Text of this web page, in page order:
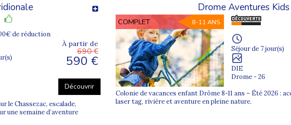
formats variés, du séjour d’une semaine aux séjours plus longs, avec un équilibre
par Supernova Juniors et trouvez le séjour idéal pour votre enfant.
un certificat médical sont demandés avant le départ.
de réduction
À partir de
690 €
590 €
Découvrir
le Chassezac, escalade,
une semaine d’aventure
Drome Aventures Kids
COMPLET 8-11 ANS
Séjour de 7 jour(s)
DIE
Drome - 26
Colonie de vacances enfant Drôme 8-11 ans – Été 2026 :
laser tag, rivière et aventure en pleine nature.